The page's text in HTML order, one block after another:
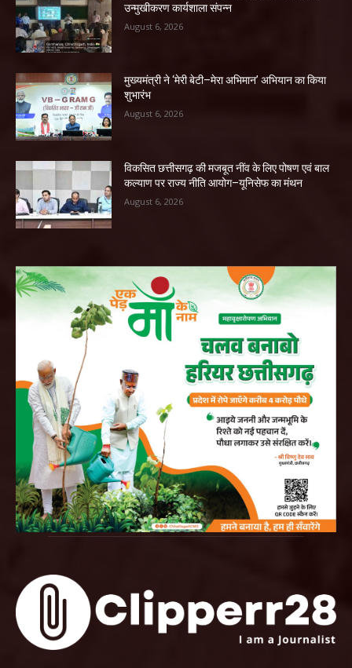
उन्मुखीकरण कार्यशाला संपन्न
August 6, 2026
मुख्यमंत्री ने ‘मेरी बेटी–मेरा अभिमान’ अभियान का किया
शुभारंभ
August 6, 2026
विकसित छत्तीसगढ़ की मजबूत नींव के लिए पोषण एवं बाल
कल्याण पर राज्य नीति आयोग–यूनिसेफ का मंथन
August 6, 2026